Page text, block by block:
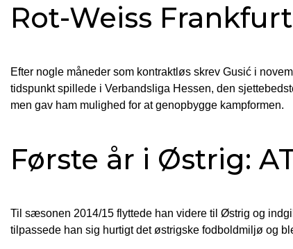
Rot-Weiss Frankfurt
Efter nogle måneder som kontraktløs skrev Gusić i
tidspunkt spillede i Verbandsliga Hessen, den
men gav ham mulighed for at genopbygge kampformen.
Første år i Østrig:
Til sæsonen 2014/15 flyttede han videre til Østrig og
tilpassede han sig hurtigt det østrigske fodboldmiljø og